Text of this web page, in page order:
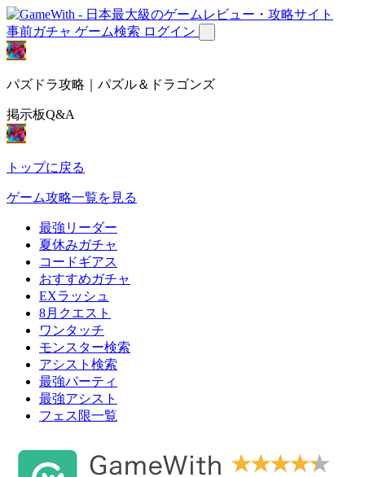
事前ガチャ ゲーム検索 ログイン
パズドラ攻略｜パズル＆ドラゴンズ
掲示板Q&A
トップに戻る
ゲーム攻略一覧を見る
最強リーダー
夏休みガチャ
コードギアス
おすすめガチャ
EXラッシュ
8月クエスト
ワンタッチ
モンスター検索
アシスト検索
最強パーティ
最強アシスト
フェス限一覧